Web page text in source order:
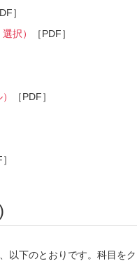
択）
以下のとおりです。科目を